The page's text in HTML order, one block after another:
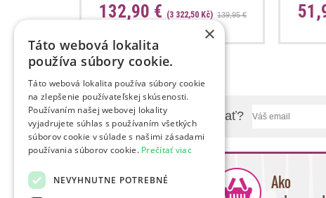
132,90 € (3 322,50 Kč) 139,95 €
Chcete sa nás niečo spýtať?
×
Táto webová lokalita
používa súbory cookie.
Táto webová lokalita používa súbory cookie
na zlepšenie používateľskej skúsenosti.
Používaním našej webovej lokality
vyjadrujete súhlas s používaním všetkých
súborov cookie v súlade s našimi zásadami
používania súborov cookie. Prečítať viac
NEVYHNUTNE POTREBNÉ